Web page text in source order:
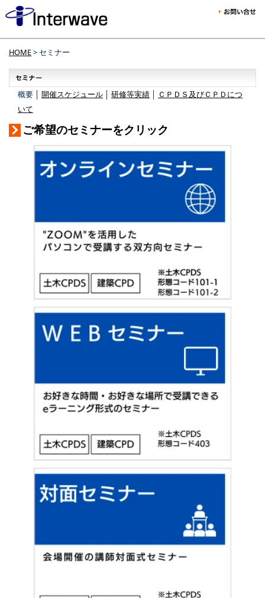
HOME> セミナー
概要 │ 開催スケジュール 研修等実績
ＣＰＤＳ及びＣＰＤにつ
いて
ご希望のセミナーをクリック